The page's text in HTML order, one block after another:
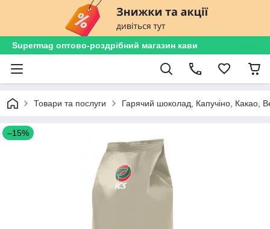
Supermag оптово-роздрібний магазин кави
Товари та послуги Гарячий шоколад, Капучіно, Какао,
–15%